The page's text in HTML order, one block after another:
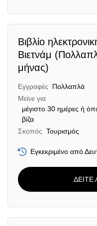
Βιβλίο
Βιετνάμ
μήνας)
Εγγραφές
Πολλαπλά
Μείνε για
μέγιστο 30 ημέρες ή
βίζα
Σκοπός Τουρισμός
Εγκεκριμένο από
ΔΕΙΤΕ